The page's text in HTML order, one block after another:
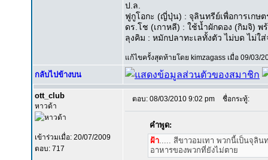
ป.ล.
ฟูกูโอกะ (ญี่ปุ่น) : จุลินทรีย์เพื่อการเกษ
ดร.โช (เกาหลี) : ใช้น้ำผักดอง (กิมจิ)
ลุงคิม : หมักปลาทะเลทั้งตัว ไม่บด ไม่ใ
แก้ไขครั้งสุดท้ายโดย kimzagass เมื่อ 09/03/
กลับไปข้างบน
ott_club
หาวด้า
เข้าร่วมเมื่อ: 20/07/2009
ตอบ: 717
ตอบ: 08/03/2010 9:02 pm ชื่อกระทู้:
คำพูด:
ฝ้า..... สีขาวอมเทา พวกนี้เป็นจุลิน
อาหารของพวกที่ยังไม่ตาย